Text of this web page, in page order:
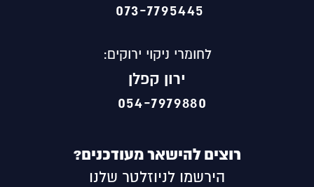
073-7795445
לחומרי ניקוי ירוקים:
ירון קפלן
054-7979880
רוצים להישאר מעודכנים?
הירשמו לניוזלטר שלנו